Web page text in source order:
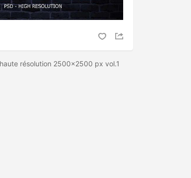
résolution 2500x2500 px vol.1